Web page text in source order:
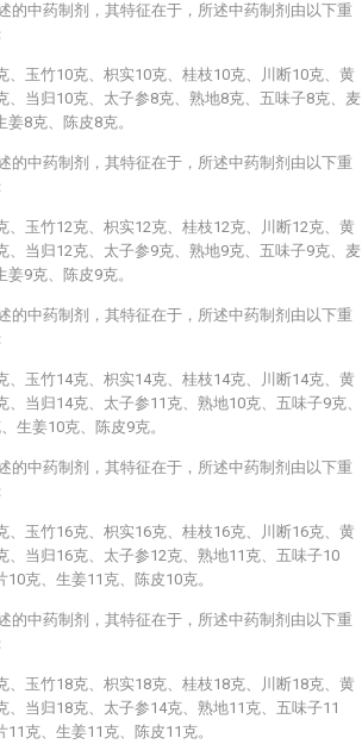
的中药制剂，其特征在于，所述中药制剂由以下重
、玉竹10克、枳实10克、桂枝10克、川断10克、黄
、当归10克、太子参8克、熟地8克、五味子8克、麦
8克、陈皮8克。
的中药制剂，其特征在于，所述中药制剂由以下重
、玉竹12克、枳实12克、桂枝12克、川断12克、黄
、当归12克、太子参9克、熟地9克、五味子9克、麦
9克、陈皮9克。
的中药制剂，其特征在于，所述中药制剂由以下重
、玉竹14克、枳实14克、桂枝14克、川断14克、黄
、当归14克、太子参11克、熟地10克、五味子9克、
生姜10克、陈皮9克。
的中药制剂，其特征在于，所述中药制剂由以下重
、玉竹16克、枳实16克、桂枝16克、川断16克、黄
、当归16克、太子参12克、熟地11克、五味子10
克、生姜11克、陈皮10克。
的中药制剂，其特征在于，所述中药制剂由以下重
、玉竹18克、枳实18克、桂枝18克、川断18克、黄
、当归18克、太子参14克、熟地11克、五味子11
克、生姜11克、陈皮11克。